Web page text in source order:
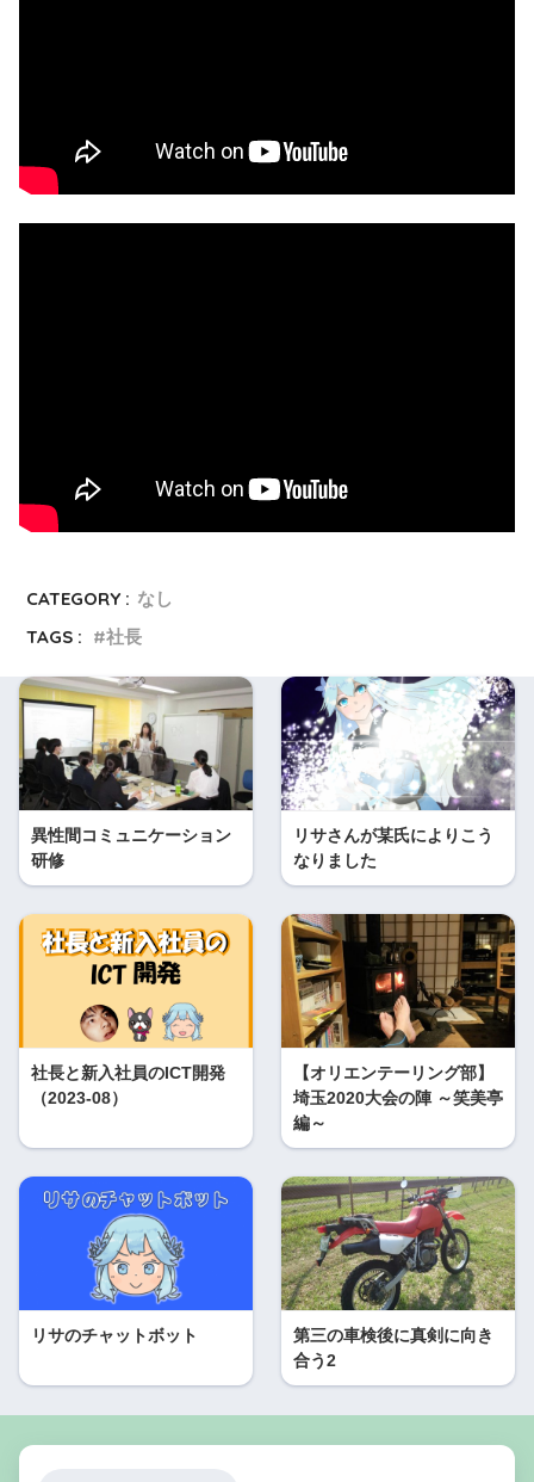
CATEGORY : なし
TAGS :
社長
異性間コミュニケーション
研修
リサさんが某氏によりこう
なりました
社長と新入社員のICT開発
（2023-08）
【オリエンテーリング部】
埼玉2020大会の陣 ～笑美亭
編～
リサのチャットボット
第三の車検後に真剣に向き
合う2